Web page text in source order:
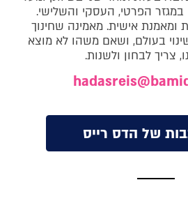
במגזר הפרטי, העסקי והשלישי.
אישית. מאמינה שחינוך
בעולם, ושאם משהו לא מוצא
צריך לבחון ולשנות.
של הדס רייס